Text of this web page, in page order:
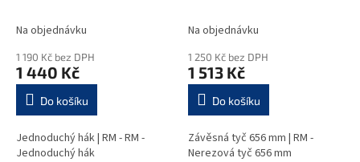
Na objednávku
1 190 Kč bez DPH
1 440 Kč
Do košíku
Jednoduchý hák | RM - RM -
Jednoduchý hák
Na objednávku
1 250 Kč bez DPH
1 513 Kč
Do košíku
Závěsná tyč 656 mm | RM -
Nerezová tyč 656 mm